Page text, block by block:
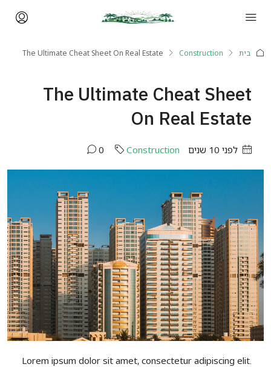
בית Construction
The Ultimate Cheat Sheet On Real Estate
The Ultimate Cheat Sheet
On Real Estate
לפני 10 שנים Construction
0
Lorem ipsum dolor sit amet, consectetur adipiscing elit.